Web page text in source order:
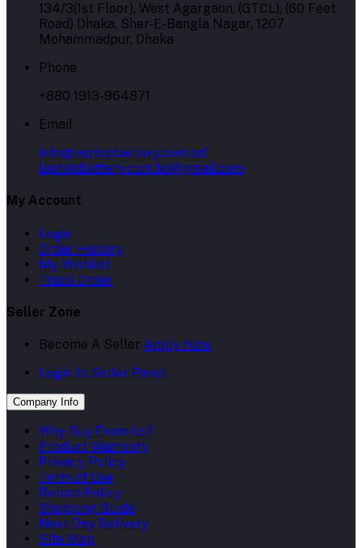
134/3(1st Floor), West Agargaon, (GTCL), (60 Feet
Road) Dhaka, Sher-E-Bangla Nagar, 1207
Mohammadpur, Dhaka
Phone
+880 1913-964871
Email
info@laptopbattery.com.bd'
laptopbattery.com.bd@gmail.com
My Account
Login
Order History
My Wishlist
Track Order
Seller Zone
Become A Seller Apply Now
Login to Seller Panel
Company Info
Why Buy From Us?
Product Warranty
Privacy Policy
Term of Use
Return Policy
Shopping Guide
Next Day Delivery
Site Map